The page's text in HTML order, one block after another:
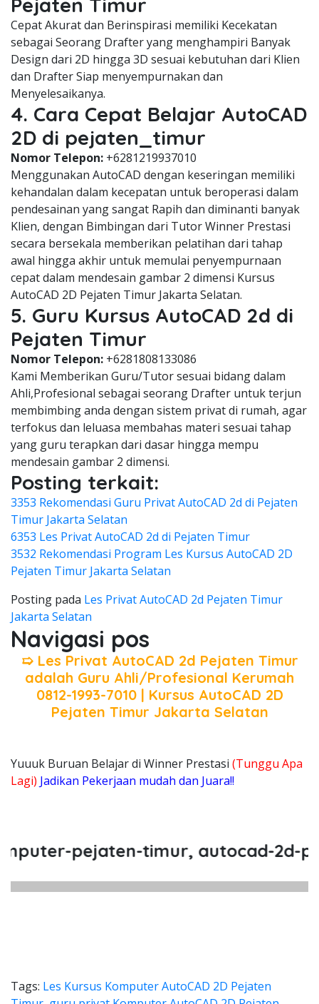
Cepat Akurat dan Berinspirasi memiliki Kecekatan
sebagai Seorang Drafter yang menghampiri Banyak
Design dari 2D hingga 3D sesuai kebutuhan dari Klien
dan Drafter Siap menyempurnakan dan
Menyelesaikanya.
4. Cara Cepat Belajar AutoCAD
2D di pejaten_timur
Nomor Telepon: +6281219937010
Menggunakan AutoCAD dengan keseringan memiliki
kehandalan dalam kecepatan untuk beroperasi dalam
pendesainan yang sangat Rapih dan diminanti banyak
Klien, dengan Bimbingan dari Tutor Winner Prestasi
secara bersekala memberikan pelatihan dari tahap
awal hingga akhir untuk memulai penyempurnaan
cepat dalam mendesain gambar 2 dimensi Kursus
AutoCAD 2D Pejaten Timur Jakarta Selatan.
5. Guru Kursus AutoCAD 2d di
Pejaten Timur
Nomor Telepon: +6281808133086
Kami Memberikan Guru/Tutor sesuai bidang dalam
Ahli,Profesional sebagai seorang Drafter untuk terjun
membimbing anda dengan sistem privat di rumah, agar
terfokus dan leluasa membahas materi sesuai tahap
yang guru terapkan dari dasar hingga mempu
mendesain gambar 2 dimensi.
Posting terkait:
3353 Rekomendasi Guru Privat AutoCAD 2d di Pejaten
Timur Jakarta Selatan
6353 Les Privat AutoCAD 2d di Pejaten Timur
3532 Rekomendasi Program Les Kursus AutoCAD 2D
Pejaten Timur Jakarta Selatan
Posting pada Les Privat AutoCAD 2d Pejaten Timur
Jakarta Selatan
Navigasi pos
➯ Les Privat AutoCAD 2d Pejaten Timur
adalah Guru Ahli/Profesional Kerumah
0812-1993-7010 | Kursus AutoCAD 2D
Pejaten Timur Jakarta Selatan
Yuuuk Buruan Belajar di Winner Prestasi (Tunggu Apa
Lagi) Jadikan Pekerjaan mudah dan Juara!!
pejaten-timur, autocad-2d-
Tags: Les Kursus Komputer AutoCAD 2D Pejaten